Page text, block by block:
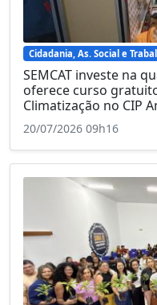
Cidadania, As. Social e
SEMCAT investe na
oferece curso
Climatização no CIP
20/07/2026 09h16